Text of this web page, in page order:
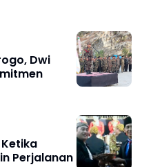
Dwi
Ketika
Perjalanan